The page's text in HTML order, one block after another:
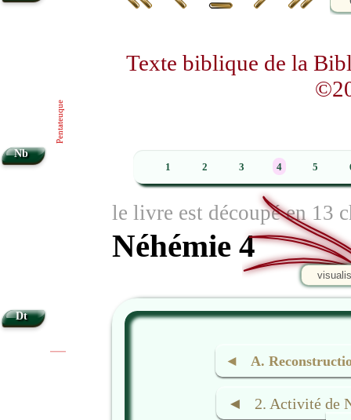
Texte biblique de la
1 2 3 4 5
le livre est découpé en 13
Néhémie 4
◄ A.
◄ 2. Activité de
Nb
Dt
Pentateuque